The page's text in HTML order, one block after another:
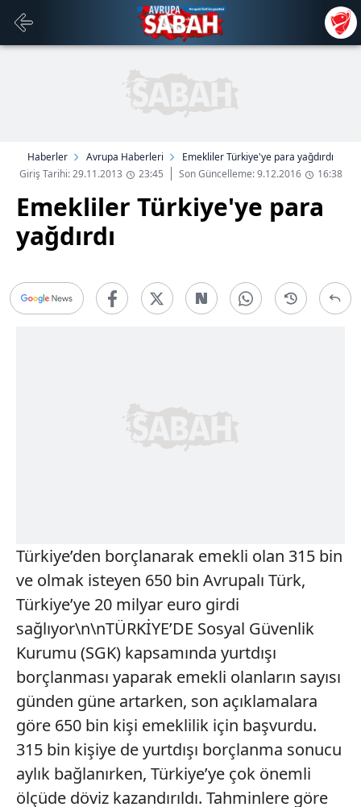
Haberler Avrupa Haberleri
Emekliler Türkiye'ye para yağdırdı
Giriş Tarihi: 29.11.2013
23:45 Son Güncelleme: 9.12.2016 16:38
Emekliler Türkiye'ye para
yağdırdı
Türkiye’den borçlanarak emekli olan 315 bin
ve olmak isteyen 650 bin Avrupalı Türk,
Türkiye’ye 20 milyar euro girdi
sağlıyor\n\nTÜRKİYE’DE Sosyal Güvenlik
Kurumu (SGK) kapsamında yurtdışı
borçlanması yaparak emekli olanların sayısı
günden güne artarken, son açıklamalara
göre 650 bin kişi emeklilik için başvurdu.
315 bin kişiye de yurtdışı borçlanma sonucu
aylık bağlanırken, Türkiye’ye çok önemli
ölçüde döviz kazandırıldı. Tahminlere göre